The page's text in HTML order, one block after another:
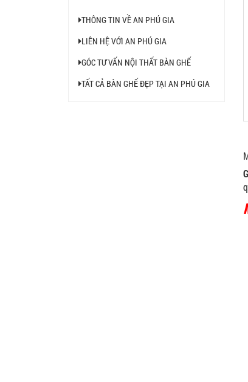
THÔNG TIN VỀ AN PHÚ GIA
LIÊN HỆ VỚI AN PHÚ GIA
GÓC TƯ VẤN NỘI THẤT BÀN GHẾ
TẤT CẢ BÀN GHẾ ĐẸP TẠI AN PHÚ GIA